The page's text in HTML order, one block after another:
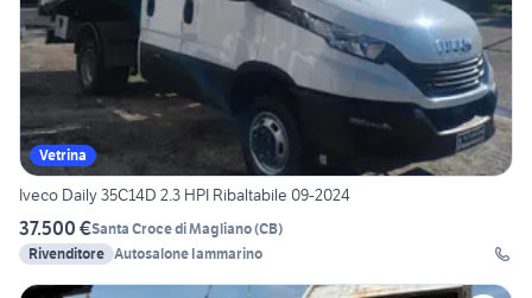
Vetrina
Iveco Daily 35C14D 2.3 HPI Ribaltabile 09-2024
37.500 €Santa Croce di Magliano(CB)
Rivenditore Autosalone Iammarino